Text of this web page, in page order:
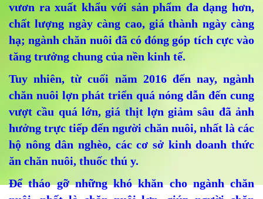
vươn ra xuất khẩu với sản phẩm đa dạng hơn,
chất lượng ngày càng cao, giá thành ngày càng
hạ; ngành chăn nuôi đã có đóng góp tích cực vào
tăng trưởng chung của nền kinh tế.
Tuy nhiên, từ cuối năm 2016 đến nay, ngành
chăn nuôi lợn phát triển quá nóng dẫn đến cung
vượt cầu quá lớn, giá thịt lợn giảm sâu đã ảnh
hưởng trực tiếp đến người chăn nuôi, nhất là các
hộ nông dân nghèo, các cơ sở kinh doanh thức
ăn chăn nuôi, thuốc thú y.
Để tháo gỡ những khó khăn cho ngành chăn